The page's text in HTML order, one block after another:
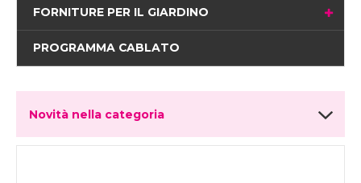
FORNITURE PER IL GIARDINO
PROGRAMMA CABLATO
Novità nella categoria